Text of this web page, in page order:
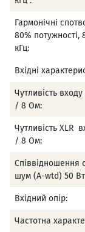
Гармонічні
80% потужності,
кГц:
Вхідні
Чутливість
/ 8 Ом:
Чутливість XLR
/ 8 Ом:
Співвідношення
шум (A-wtd) 50
Вхідний опір:
Частотна